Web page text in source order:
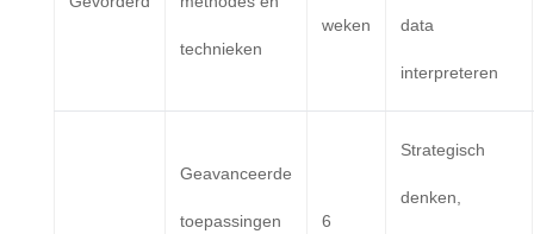
technieken
weken data
interpreteren
Geavanceerde
toepassingen 6
Strategisch
denken,